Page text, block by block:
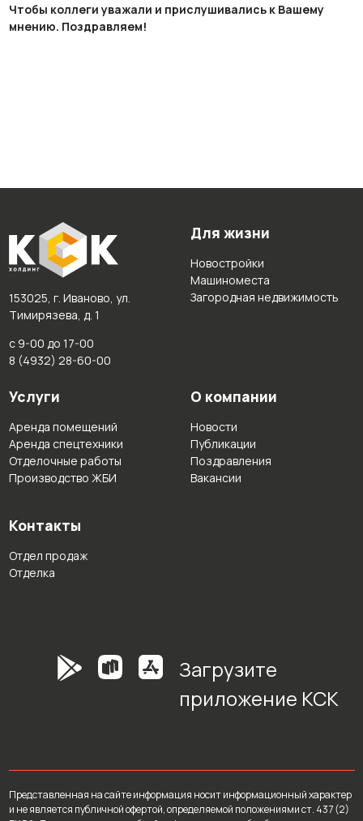
Чтобы коллеги уважали и прислушивались к Вашему
мнению. Поздравляем!
153025, г. Иваново, ул.
Тимирязева, д. 1
с 9-00 до 17-00
8 (4932) 28-60-00
Для жизни
Новостройки
Машиноместа
Загородная недвижимость
Услуги
Аренда помещений
Аренда спецтехники
Отделочные работы
Производство ЖБИ
О компании
Новости
Публикации
Поздравления
Вакансии
Контакты
Отдел продаж
Отделка
Загрузите
приложение КСК
Представленная на сайте информация носит информационный характер
и не является публичной офертой, определяемой положениями ст. 437 (2)